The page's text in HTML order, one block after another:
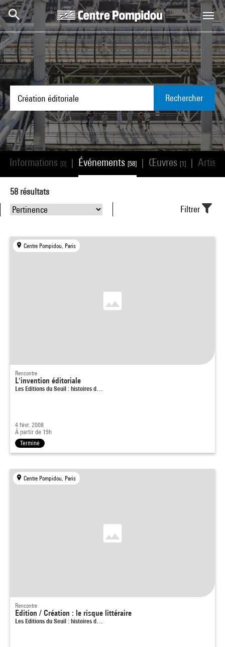
Aller au contenu principal
Centre Pompidou
Rechercher
Informations [0] Événements [58] Œuvres [1]
58 résultats
Filtrer
Centre Pompidou, Paris
Rencontre
L'invention éditoriale
Les Editions du Seuil : histoires d…
4 févr. 2008
À partir de 19h
Terminé
Centre Pompidou, Paris
Rencontre
Edition / Création : le risque littéraire
Les Editions du Seuil : histoires d…